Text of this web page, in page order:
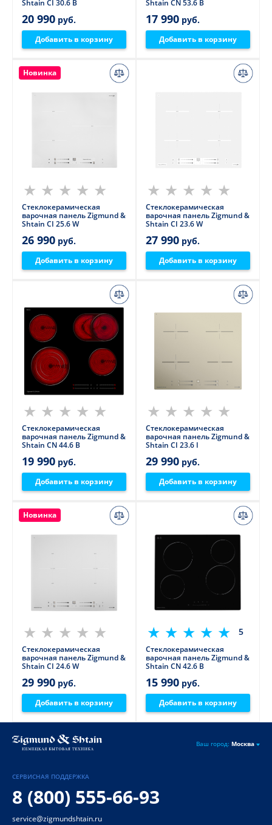
Shtain CI 30.6 B
20 990 руб.
Добавить в корзину
Shtain CN 53.6 B
17 990 руб.
Добавить в корзину
Новинка
Стеклокерамическая
варочная панель Zigmund &
Shtain CI 25.6 W
26 990 руб.
Добавить в корзину
Стеклокерамическая
варочная панель Zigmund &
Shtain CI 23.6 W
27 990 руб.
Добавить в корзину
Стеклокерамическая
варочная панель Zigmund &
Shtain CN 44.6 B
19 990 руб.
Добавить в корзину
Стеклокерамическая
варочная панель Zigmund &
Shtain CI 23.6 I
29 990 руб.
Добавить в корзину
Новинка
Стеклокерамическая
варочная панель Zigmund &
Shtain CI 24.6 W
29 990 руб.
Добавить в корзину
5
Стеклокерамическая
варочная панель Zigmund &
Shtain CN 42.6 B
15 990 руб.
Добавить в корзину
Ваш город: Москва
СЕРВИСНАЯ ПОДДЕРЖКА
8 (800) 555-66-93
service@zigmundshtain.ru